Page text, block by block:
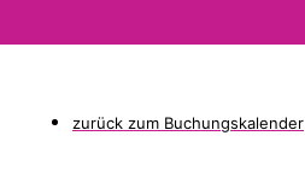
zurück zum Buchungskalender